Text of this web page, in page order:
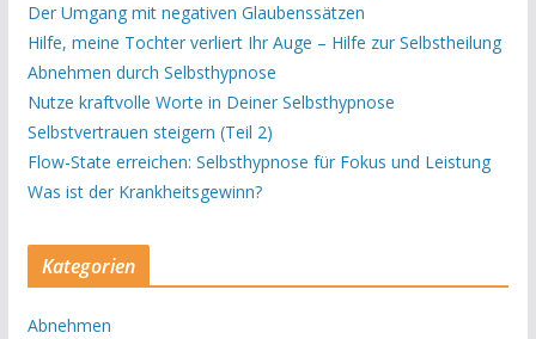
Der Umgang mit negativen Glaubenssätzen
Hilfe, meine Tochter verliert Ihr Auge – Hilfe zur Selbstheilung
Abnehmen durch Selbsthypnose
Nutze kraftvolle Worte in Deiner Selbsthypnose
Selbstvertrauen steigern (Teil 2)
Flow-State erreichen: Selbsthypnose für Fokus und Leistung
Was ist der Krankheitsgewinn?
Kategorien
Abnehmen